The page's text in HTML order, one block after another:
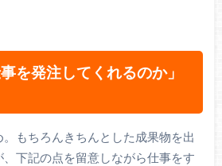
を発注してくれるのか」
もちろんきちんとした成果物を出
下記の点を留意しながら仕事をす